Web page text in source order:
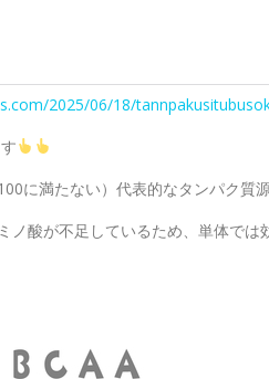
2025/06/18/
に満たない）代表的なタンパク質
ノ酸が不足しているため、単体で